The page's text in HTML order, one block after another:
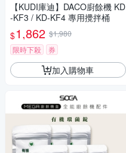
【KUDI庫迪】DACO廚餘機 KD
-KF3 / KD-KF4 專用攪拌桶
$1,862 $1,980
限時下殺
券
加入購物車